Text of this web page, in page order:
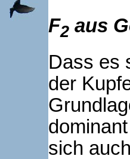
F2aus
Dass es
der
sich